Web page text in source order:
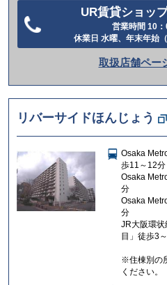
UR賃貸ショッ
営業時間 10
休業日 水曜、年末年始
取扱店舗ペー
リバーサイドほんじょう
Osaka
歩11～12分
Osaka
分
Osaka
分
JR大阪環
目」徒歩3
※住棟別の
ください。